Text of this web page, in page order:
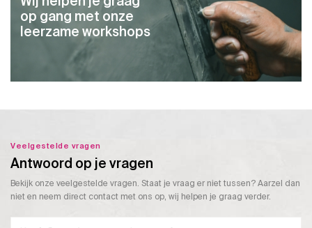
op gang met onze
leerzame workshops
Veelgestelde vragen
Antwoord op je vragen
Bekijk onze veelgestelde vragen. Staat je vraag er niet tussen? Aarzel dan
niet en neem direct contact met ons op, wij helpen je graag verder.